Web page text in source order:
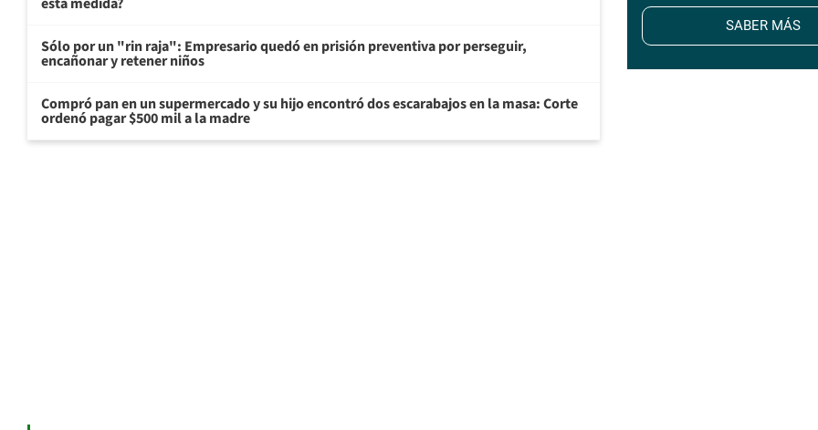
esta medida?
Sólo por un "rin raja": Empresario quedó en prisión preventiva por perseguir,
encañonar y retener niños
Compró pan en un supermercado y su hijo encontró dos escarabajos en la masa: Corte
ordenó pagar $500 mil a la madre
SABER MÁS